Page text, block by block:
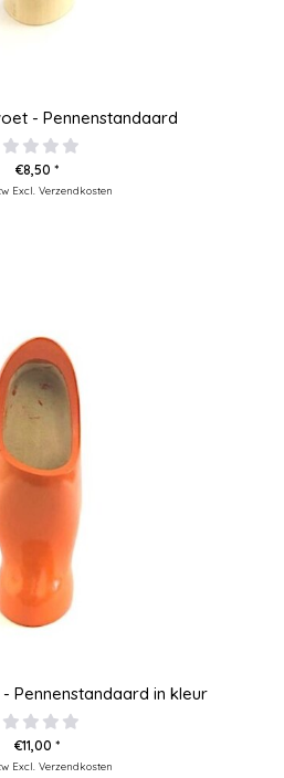
- Pennenstandaard
€8,50 *
Excl. Verzendkosten
Pennenstandaard in kleur
€11,00 *
Excl. Verzendkosten